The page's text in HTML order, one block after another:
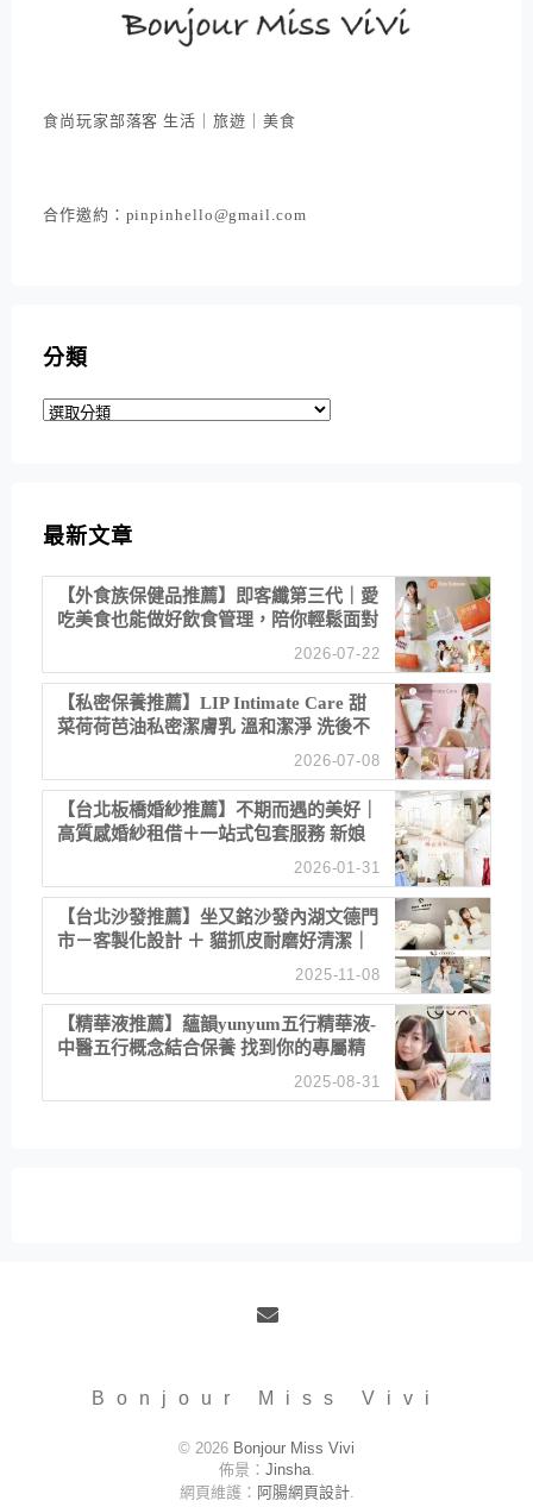
食尚玩家部落客 生活｜旅遊｜美食
合作邀約：pinpinhello@gmail.com
分類
分
最新文章
【外食族保健品推薦】即客纖第三代｜愛
吃美食也能做好飲食管理，陪你輕鬆面對
2026-07-22
【私密保養推薦】LIP Intimate Care 甜
菜荷荷芭油私密潔膚乳 溫和潔淨 洗後不
2026-07-08
【台北板橋婚紗推薦】不期而遇的美好｜
高質感婚紗租借＋一站式包套服務 新娘
2026-01-31
【台北沙發推薦】坐又銘沙發內湖文德門
市－客製化設計 ＋ 貓抓皮耐磨好清潔｜
直營直銷、價格透明 高CP值打造夢想
居家風格
2025-11-08
【精華液推薦】蘊韻yunyum五行精華液-
中醫五行概念結合保養 找到你的專屬精
華！ 水㊀土㊀就選「潤・賦精華」維持
肌膚剛剛好的平衡
2025-08-31
Bonjour Miss Vivi
© 2026 Bonjour Miss Vivi
佈景： Jinsha.
網頁維護： 阿腸網頁設計.